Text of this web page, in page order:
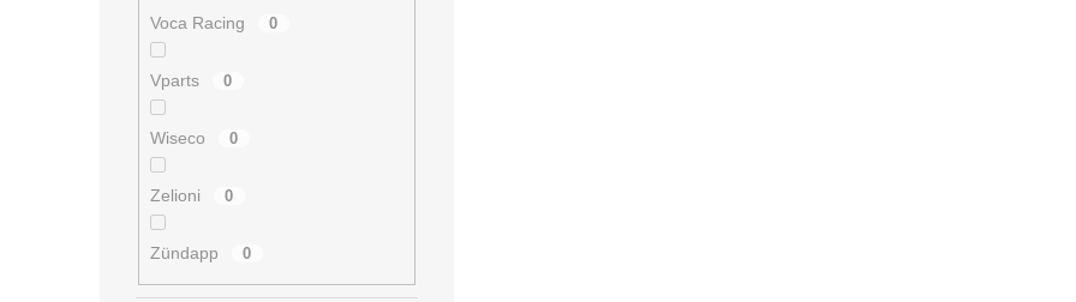
Voca Racing 0
Vparts 0
Wiseco 0
Zelioni 0
Zündapp 0